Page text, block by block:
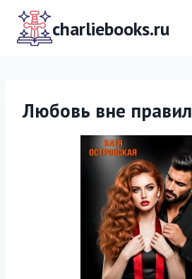
Перейти
содержимомуcharliebooks.ru
Любовь вне правил